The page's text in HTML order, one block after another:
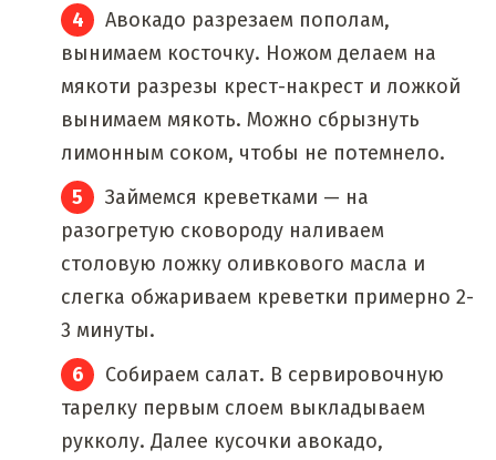
Авокадо разрезаем пополам,
вынимаем косточку. Ножом делаем на
мякоти разрезы крест-накрест и ложкой
вынимаем мякоть. Можно сбрызнуть
лимонным соком, чтобы не потемнело.
Займемся креветками — на
разогретую сковороду наливаем
столовую ложку оливкового масла и
слегка обжариваем креветки примерно 2-
3 минуты.
Собираем салат. В сервировочную
тарелку первым слоем выкладываем
рукколу. Далее кусочки авокадо,